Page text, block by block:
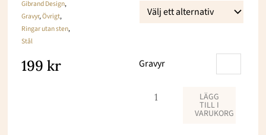
Gibrand Design,
Gravyr,Övrigt,
Ringar utan sten,
Stål
199kr Gravyr
LÄGG
TILL I
VARUKORG